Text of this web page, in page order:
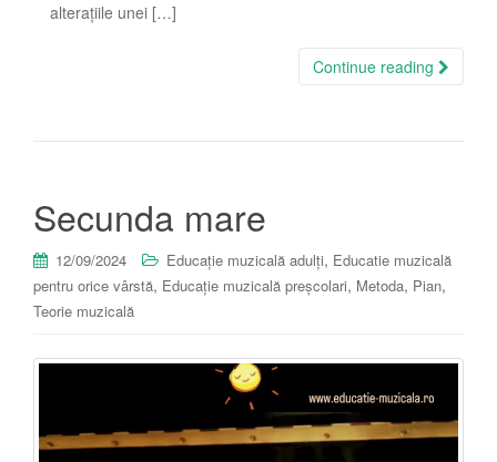
alterațiile unei […]
Continue reading
Secunda mare
12/09/2024 Educație muzicală adulți, Educatie muzicală
pentru orice vârstă, Educație muzicală preșcolari, Metoda, Pian,
Teorie muzicală